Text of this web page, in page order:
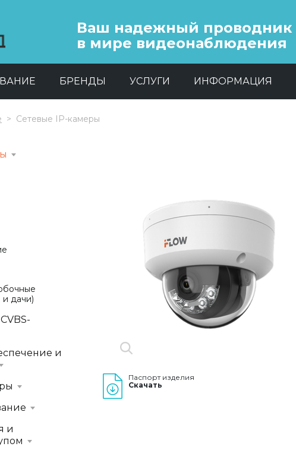
Ваш надежный проводник
в мире видеонаблюдения
БРЕНДЫ УСЛУГИ ИНФОРМАЦИЯ
Сетевые IP-камеры
Паспорт изделия
Скачать
дачи)
и
и